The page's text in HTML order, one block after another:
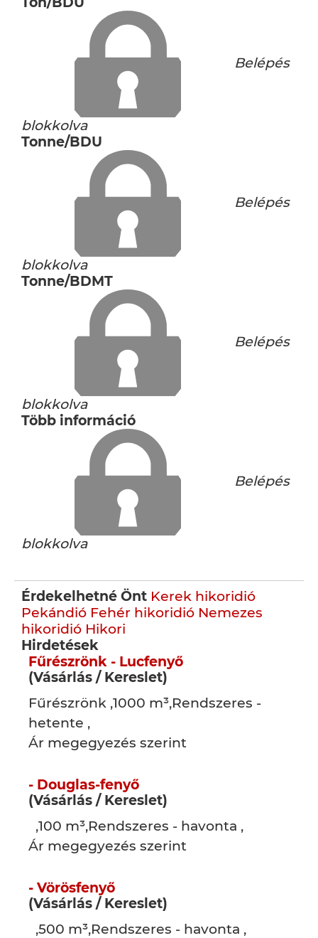
Belépés
blokkolva
Tonne/BDU
Belépés
blokkolva
Tonne/BDMT
Belépés
blokkolva
Több információ
Belépés
blokkolva
Érdekelhetné Önt Kerek hikoridió
Pekándió Fehér hikoridió Nemezes
hikoridió Hikori
Hirdetések
Fűrészrönk - Lucfenyő
(Vásárlás / Kereslet)
Fűrészrönk ,1000 m³,Rendszeres -
hetente ,
Ár megegyezés szerint
- Douglas-fenyő
(Vásárlás / Kereslet)
,100 m³,Rendszeres - havonta ,
Ár megegyezés szerint
- Vörösfenyő
(Vásárlás / Kereslet)
,500 m³,Rendszeres - havonta ,